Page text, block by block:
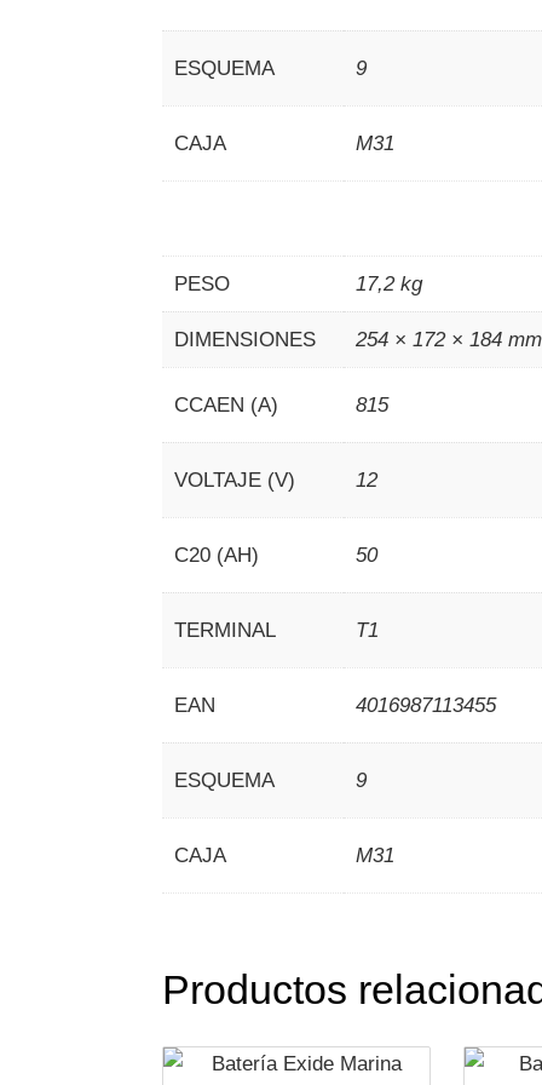
ESQUEMA 9
CAJA M31
PESO 17,2 kg
DIMENSIONES 254 × 172 × 184 mm
CCAEN (A) 815
VOLTAJE (V) 12
C20 (AH) 50
TERMINAL T1
EAN 4016987113455
ESQUEMA 9
CAJA M31
Productos